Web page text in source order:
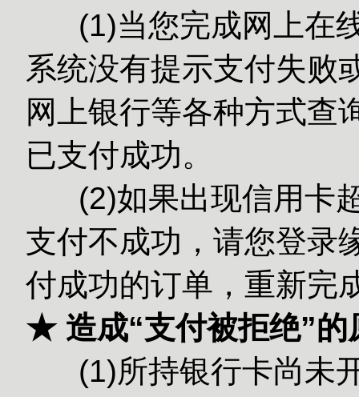
(1)当您完成网上在线
系统没有提示支付失败
网上银行等各种方式查
已支付成功。
(2)如果出现信用卡超
支付不成功，请您登录
付成功的订单，重新完
★ 造成“支付被拒绝”的
(1)所持银行卡尚未